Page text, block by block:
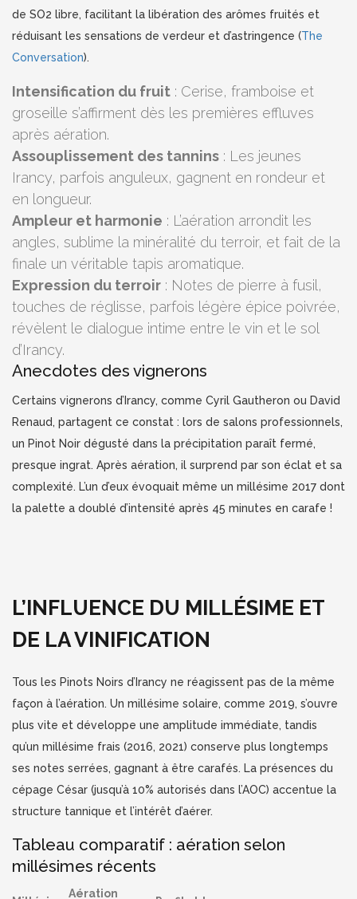
de SO2 libre, facilitant la libération des arômes fruités et
réduisant les sensations de verdeur et d’astringence (The
Conversation).
Intensification du fruit : Cerise, framboise et
groseille s’affirment dès les premières effluves
après aération.
Assouplissement des tannins : Les jeunes
Irancy, parfois anguleux, gagnent en rondeur et
en longueur.
Ampleur et harmonie : L’aération arrondit les
angles, sublime la minéralité du terroir, et fait de la
finale un véritable tapis aromatique.
Expression du terroir : Notes de pierre à fusil,
touches de réglisse, parfois légère épice poivrée,
révèlent le dialogue intime entre le vin et le sol
d’Irancy.
Anecdotes des vignerons
Certains vignerons d’Irancy, comme Cyril Gautheron ou David
Renaud, partagent ce constat : lors de salons professionnels,
un Pinot Noir dégusté dans la précipitation paraît fermé,
presque ingrat. Après aération, il surprend par son éclat et sa
complexité. L’un d’eux évoquait même un millésime 2017 dont
la palette a doublé d’intensité après 45 minutes en carafe !
L’INFLUENCE DU MILLÉSIME ET
DE LA VINIFICATION
Tous les Pinots Noirs d’Irancy ne réagissent pas de la même
façon à l’aération. Un millésime solaire, comme 2019, s’ouvre
plus vite et développe une amplitude immédiate, tandis
qu’un millésime frais (2016, 2021) conserve plus longtemps
ses notes serrées, gagnant à être carafés. La présences du
cépage César (jusqu’à 10% autorisés dans l’AOC) accentue la
structure tannique et l’intérêt d’aérer.
Tableau comparatif : aération selon
millésimes récents
Aération